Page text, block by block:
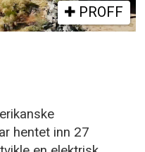
PROFF
hentet inn 27